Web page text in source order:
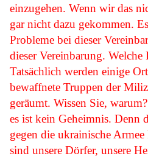
einzugehen. Wenn wir das
gar nicht dazu gekommen.
Probleme bei dieser
dieser Vereinbarung. Welche
Tatsächlich werden einige
bewaffnete Truppen der
geräumt. Wissen Sie,
es ist kein Geheimnis. Denn
gegen die ukrainische
sind unsere Dörfer, unsere